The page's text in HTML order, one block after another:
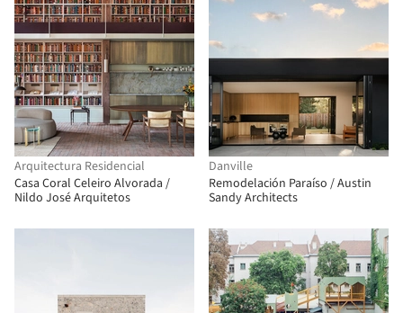
Arquitectura Residencial
Casa Coral Celeiro Alvorada /
Nildo José Arquitetos
Danville
Remodelación Paraíso / Austin
Sandy Architects